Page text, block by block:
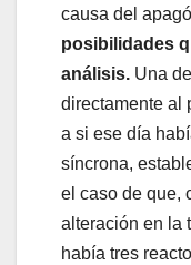
causa del
posibilidades
análisis. Una
directamente al
a si ese día
síncrona,
el caso de que,
alteración en la
había tres